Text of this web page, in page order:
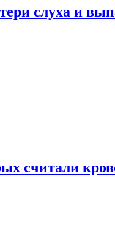
слуха и
считали